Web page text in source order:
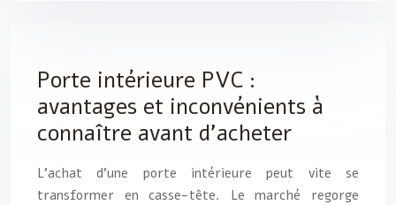
Porte intérieure PVC :
avantages et inconvénients à
connaître avant d’acheter
L’achat d’une porte intérieure peut vite se
transformer en casse-tête. Le marché regorge